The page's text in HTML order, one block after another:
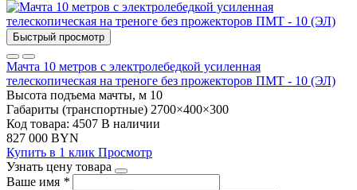
Быстрый просмотр
Мачта 10 метров с электролебедкой усиленная
телескопическая на треноге без прожекторов ПМТ - 10 (ЭЛ)
Высота подъема мачты, м 10
Габариты (транспортные) 2700×400×300
Код товара: 4507 В наличии
827 000 BYN
Купить в 1 клик Просмотр
Узнать цену товара
Ваше имя *